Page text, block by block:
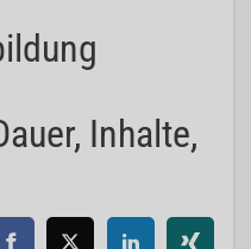
Inhalte,